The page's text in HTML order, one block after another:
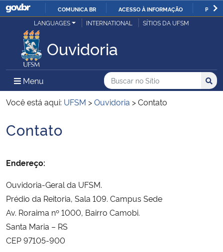
IR
O
COMUNICA BR ACESSO À INFORMAÇÃO
Ministério da Justiça e Segurança Pública
Ministério da Defesa
Ministério das Relações Exteriores
Ministério da Economia
Ministério da Educação
Ministério da Cidadania
LANGUAGES INTERNATIONAL SÍTIOS DA UFSM
Ouvidoria
Menu Menu Principal do Sítio
Busca
Buscar no no Sítio
Busca:
Você está aqui: UFSM >Ouvidoria >Contato
Início do conteúdo
Contato
Endereço:
Ouvidoria-Geral da UFSM.
Prédio da Reitoria, Sala 109. Campus Sede
Av. Roraima nº 1000, Bairro Camobi.
Santa Maria – RS
CEP 97105-900